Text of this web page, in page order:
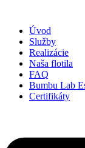
obsah
Úvod
Služby
Realizácie
Naša flotila
FAQ
Bumbu Lab
Certifikáty